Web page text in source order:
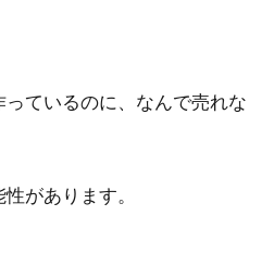
っているのに、なんで売れな
があります。